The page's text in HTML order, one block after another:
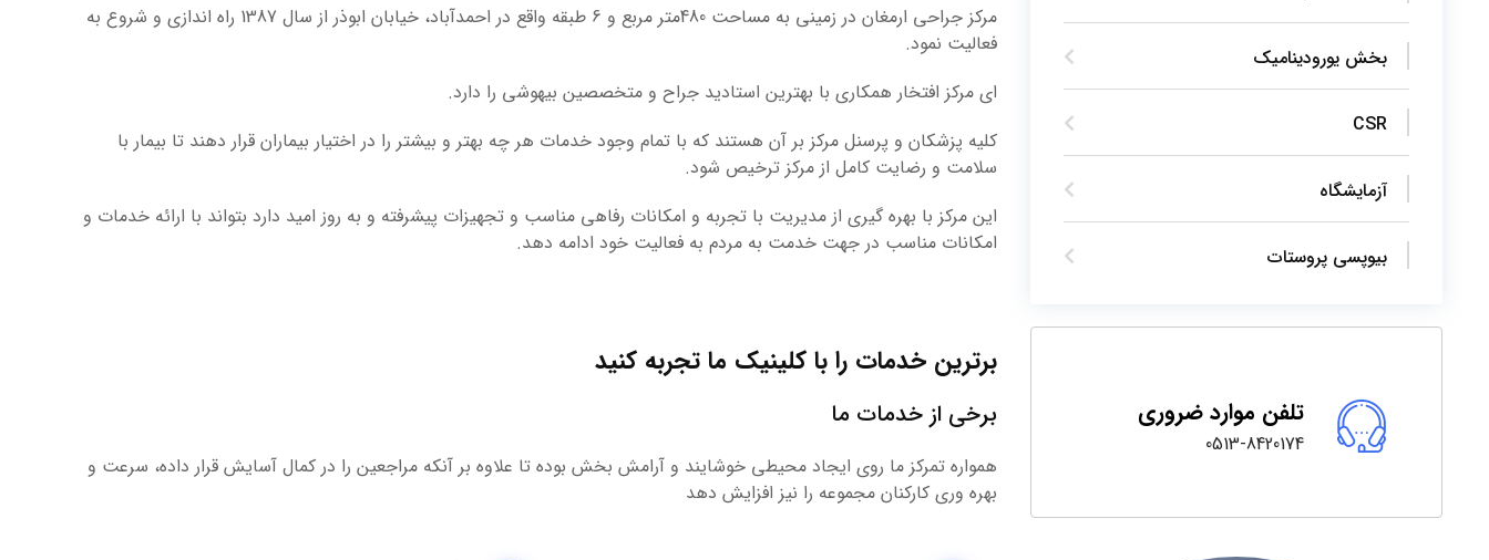
بخش یورودینامیک
CSR
آزمایشگاه
بیوپسی پروستات
تلفن موارد ضروری
0513-8420174
مرکز جراحی ارمغان در زمینی به مساحت 480متر مربع و 6 طبقه واقع در احمدآباد، خیابان ابوذر از سال 1387 راه اندازی و شروع به
فعالیت نمود.
ای مرکز افتخار همکاری با بهترین استادید جراح و متخصصین بیهوشی را دارد.
کلیه پزشکان و پرسنل مرکز بر آن هستند که با تمام وجود خدمات هر چه بهتر و بیشتر را در اختیار بیماران قرار دهند تا بیمار با
سلامت و رضایت کامل از مرکز ترخیص شود.
این مرکز با بهره گیری از مدیریت با تجربه و امکانات رفاهی مناسب و تجهیزات پیشرفته و به روز امید دارد بتواند با ارائه خدمات و
امکانات مناسب در جهت خدمت به مردم به فعالیت خود ادامه دهد.
برترین خدمات را با کلینیک ما تجربه کنید
برخی از خدمات ما
همواره تمرکز ما روی ایجاد محیطی خوشایند و آرامش بخش بوده تا علاوه بر آنکه مراجعین را در کمال آسایش قرار داده، سرعت و
بهره وری کارکنان مجموعه را نیز افزایش دهد